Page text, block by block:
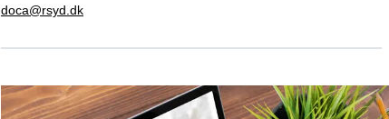
doca@rsyd.dk